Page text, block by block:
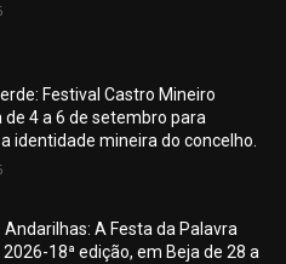
Festival Castro Mineiro
de 4 a 6 de setembro para
identidade mineira do concelho.
Andarilhas: A Festa da Palavra
18ª edição, em Beja de 28 a